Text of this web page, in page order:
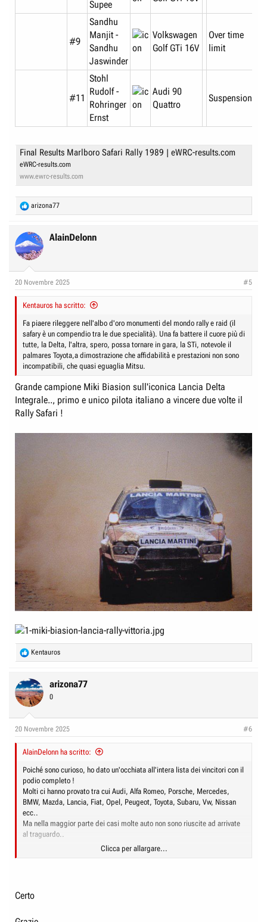
Supee
#9
Sandhu
Manjit -
Sandhu
Jaswinder
Volkswagen
Golf GTi 16V
Over time
limit
#11
Stohl
Rudolf -
Rohringer
Ernst
Audi 90
Quattro
Suspension
Final Results Marlboro Safari Rally 1989 | eWRC-results.com
eWRC-results.com
www.ewrc-results.com
R
e
c
t
i
s
arizona77
AlainDelonn
20 Novembre 2025 #5
Kentauros ha scritto:
Fa piaere rileggere nell'albo d'oro monumenti del mondo rally e raid (il
safary è un compendio tra le due specialità). Una fa battere il cuore più di
tutte, la Delta, l'altra, spero, possa tornare in gara, la STi, notevole il
palmares Toyota,a dimostrazione che affidabilità e prestazioni non sono
incompatibili, che quasi eguaglia Mitsu.
Grande campione Miki Biasion sull'iconica Lancia Delta
Integrale.., primo e unico pilota italiano a vincere due volte il
Rally Safari !
R
e
c
t
i
s
Kentauros
arizona77
0
20 Novembre 2025 #6
AlainDelonn ha scritto:
Poiché sono curioso, ho dato un'occhiata all'intera lista dei vincitori con il
podio completo !
Molti ci hanno provato tra cui Audi, Alfa Romeo, Porsche, Mercedes,
BMW, Mazda, Lancia, Fiat, Opel, Peugeot, Toyota, Subaru, Vw, Nissan
ecc..
Ma nella maggior parte dei casi molte auto non sono riuscite ad arrivate
al traguardo..
partecipanti/arrivati -
Su 3 Lancia Delta Integrale, due hanno raggiunto il traguardo !
Clicca per allargare...
Certo